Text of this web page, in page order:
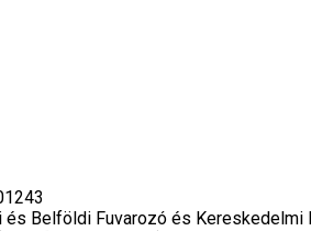
és Belföldi Fuvarozó és